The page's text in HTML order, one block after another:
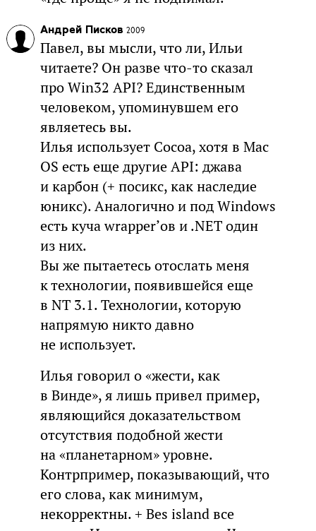
Андрей Писков 2009
Павел, вы мысли, что ли, Ильи
читаете? Он разве что-то сказал
про Win32 API? Единственным
человеком, упоминувшем его
являетесь вы.
Илья использует Cocoa, хотя в Mac
OS есть еще другие API: джава
и карбон (+ посикс, как наследие
юникс). Аналогично и под Windows
есть куча wrapper’ов и .NET один
из них.
Вы же пытаетесь отослать меня
к технологии, появившейся еще
в NT 3.1. Технологии, которую
напрямую никто давно
не использует.
Илья говорил о «жести, как
в Винде», я лишь привел пример,
являющийся доказательством
отсутствия подобной жести
на «планетарном» уровне.
Контрпример, показывающий, что
его слова, как минимум,
некорректны. + Bes island все